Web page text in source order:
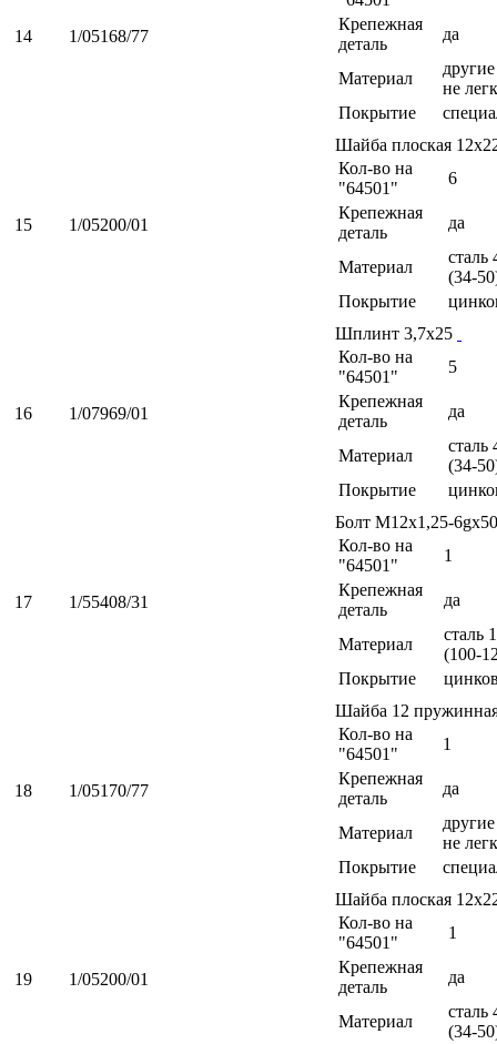
14 1/05168/77
Крепежная
деталь
да
Материал
не
Покрытие
15 1/05200/01
Шайба плоская
Кол-во на
"64501"
6
Крепежная
деталь
да
Материал
сталь
(34-
Покрытие
16 1/07969/01
Шплинт 3,7х25
Кол-во на
"64501"
5
Крепежная
деталь
да
Материал
сталь
(34-
Покрытие
17 1/55408/31
Болт М12х1,25-
Кол-во на
"64501"
1
Крепежная
деталь
да
Материал
сталь
(100-
Покрытие
18 1/05170/77
Шайба 12
Кол-во на
"64501"
1
Крепежная
деталь
да
Материал
не
Покрытие
19 1/05200/01
Шайба плоская
Кол-во на
"64501"
1
Крепежная
деталь
да
Материал
сталь
(34-